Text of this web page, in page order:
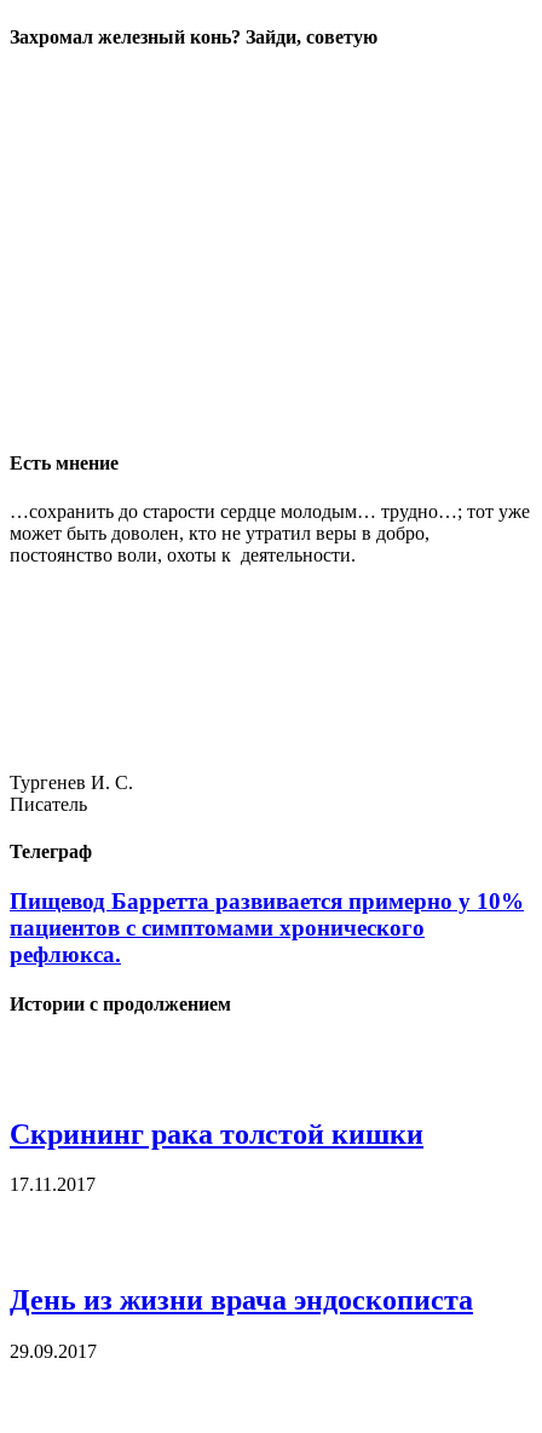
Захромал железный конь? Зайди, советую
Есть мнение
…сохранить до старости сердце молодым… трудно…; тот уже
может быть доволен, кто не утратил веры в добро,
постоянство воли, охоты к деятельности.
Тургенев И. С.
Писатель
Телеграф
Пищевод Барретта развивается примерно у 10%
пациентов с симптомами хронического
рефлюкса.
Истории с продолжением
Скрининг рака толстой кишки
17.11.2017
День из жизни врача эндоскописта
29.09.2017